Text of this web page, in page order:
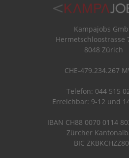
Kampajobs
Hermetschloostrasse
8048 Zürich
CHE-479.234.267
Telefon: 044 515
Erreichbar: 9-12 und
IBAN CH88 0070 0114
Zürcher
BIC